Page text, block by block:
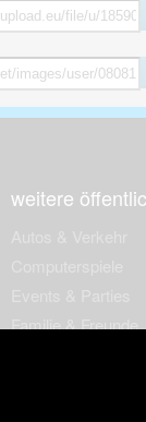
weitere
Familie & Freunde